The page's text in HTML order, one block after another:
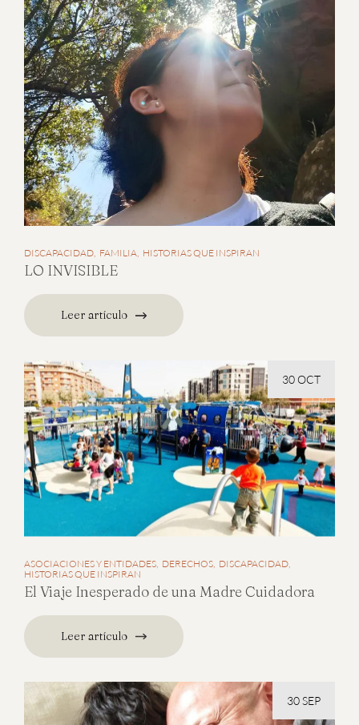
DISCAPACIDAD FAMILIA HISTORIAS QUE INSPIRAN
LO INVISIBLE
Leer artículo
30 OCT
ASOCIACIONES Y ENTIDADES DERECHOS DISCAPACIDAD
HISTORIAS QUE INSPIRAN
El Viaje Inesperado de una Madre Cuidadora
Leer artículo
30 SEP